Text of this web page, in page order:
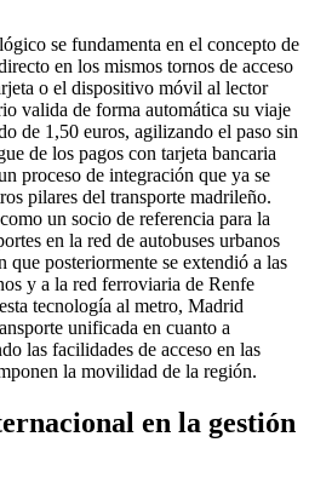
se fundamenta en el concepto de
en los mismos tornos de acceso
o el dispositivo móvil al lector
valida de forma automática su viaje
de 1,50 euros, agilizando el paso sin
de los pagos con tarjeta bancaria
proceso de integración que ya se
pilares del transporte madrileño.
un socio de referencia para la
en la red de autobuses urbanos
que posteriormente se extendió a las
y a la red ferroviaria de Renfe
tecnología al metro, Madrid
unificada en cuanto a
las facilidades de acceso en las
la movilidad de la región.
en la gestión